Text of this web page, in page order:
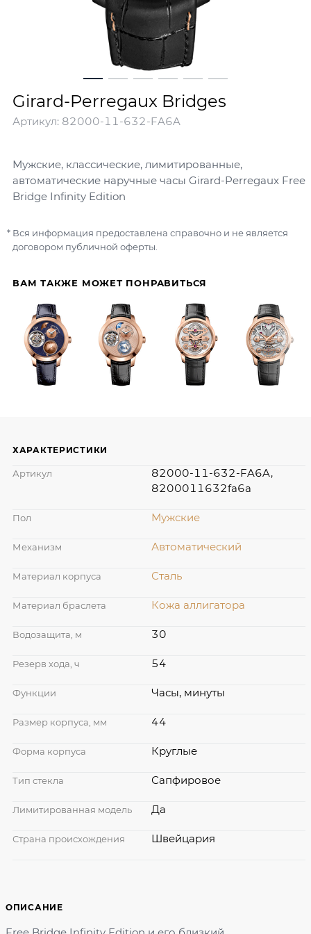
Girard-Perregaux Bridges
Артикул: 82000-11-632-FA6A
Мужские, классические, лимитированные,
автоматические наручные часы Girard-Perregaux Free
Bridge Infinity Edition
ВАМ ТАКЖЕ МОЖЕТ ПОНРАВИТЬСЯ
Вся информация предоставлена справочно и не является
договором публичной оферты.
ОПИСАНИЕ
ХАРАКТЕРИСТИКИ
Артикул
82000-11-632-FA6A,
8200011632fa6a
Пол Мужские
Механизм Автоматический
Материал корпуса Сталь
Материал браслета Кожа аллигатора
Водозащита, м 30
Резерв хода, ч 54
Функции Часы, минуты
Размер корпуса, мм 44
Форма корпуса Круглые
Тип стекла Сапфировое
Лимитированная модель Да
Страна происхождения Швейцария